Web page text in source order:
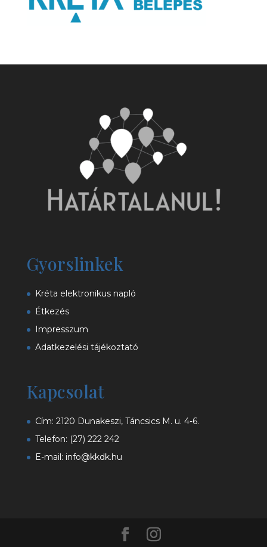
Gyorslinkek
Kréta elektronikus napló
Étkezés
Impresszum
Adatkezelési tájékoztató
Kapcsolat
Cím: 2120 Dunakeszi, Táncsics M. u. 4-6.
Telefon: (27) 222 242
E-mail: info@kkdk.hu